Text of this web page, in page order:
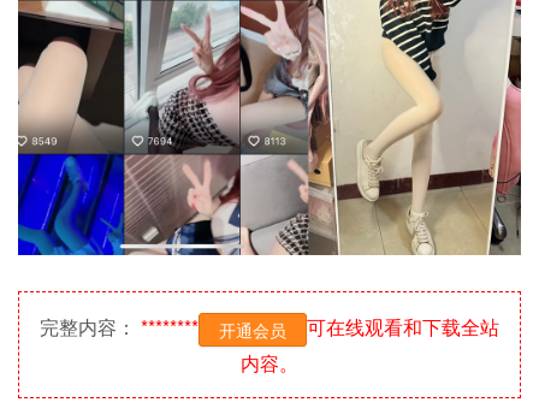
完整内容： ******** 开通会员
可在线观看和下载全站
内容。